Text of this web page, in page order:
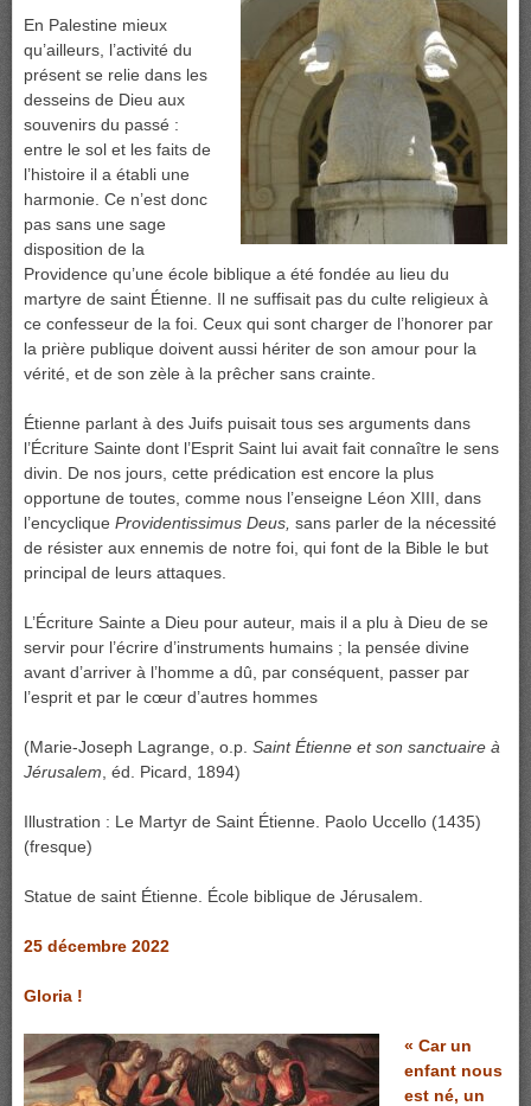
En Palestine mieux
qu’ailleurs, l’activité du
présent se relie dans les
desseins de Dieu aux
souvenirs du passé :
entre le sol et les faits de
l’histoire il a établi une
harmonie. Ce n’est donc
pas sans une sage
disposition de la
Providence qu’une école biblique a été fondée au lieu du
martyre de saint Étienne. Il ne suffisait pas du culte religieux à
ce confesseur de la foi. Ceux qui sont charger de l’honorer par
la prière publique doivent aussi hériter de son amour pour la
vérité, et de son zèle à la prêcher sans crainte.
Étienne parlant à des Juifs puisait tous ses arguments dans
l’Écriture Sainte dont l’Esprit Saint lui avait fait connaître le sens
divin. De nos jours, cette prédication est encore la plus
opportune de toutes, comme nous l’enseigne Léon XIII, dans
l’encyclique Providentissimus Deus, sans parler de la nécessité
de résister aux ennemis de notre foi, qui font de la Bible le but
principal de leurs attaques.
L’Écriture Sainte a Dieu pour auteur, mais il a plu à Dieu de se
servir pour l’écrire d’instruments humains ; la pensée divine
avant d’arriver à l’homme a dû, par conséquent, passer par
l’esprit et par le cœur d’autres hommes
(Marie-Joseph Lagrange, o.p. Saint Étienne et son sanctuaire à
Jérusalem , éd. Picard, 1894)
Illustration : Le Martyr de Saint Étienne. Paolo Uccello (1435)
(fresque)
Statue de saint Étienne. École biblique de Jérusalem.
25 décembre 2022
Gloria !
« Car un
enfant nous
est né, un